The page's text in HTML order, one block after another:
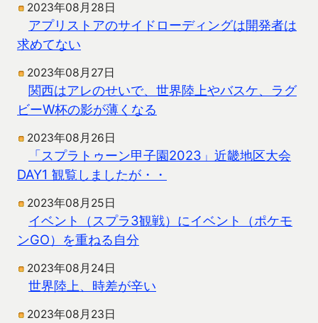
2023年08月28日
アプリストアのサイドローディングは開発者は
求めてない
2023年08月27日
関西はアレのせいで、世界陸上やバスケ、ラグ
ビーW杯の影が薄くなる
2023年08月26日
「スプラトゥーン甲子園2023」近畿地区大会
DAY1 観覧しましたが・・
2023年08月25日
イベント（スプラ3観戦）にイベント（ポケモ
ンGO）を重ねる自分
2023年08月24日
世界陸上、時差が辛い
2023年08月23日